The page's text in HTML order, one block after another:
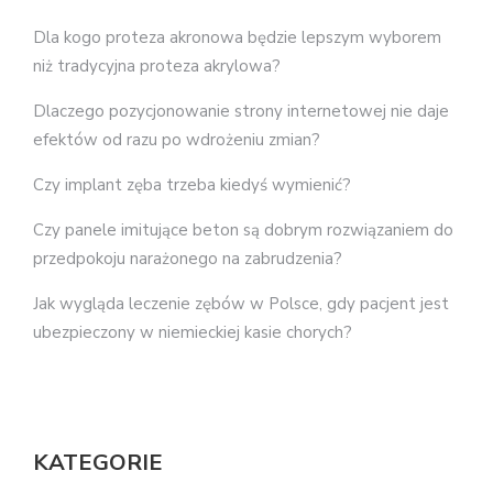
Dla kogo proteza akronowa będzie lepszym wyborem
niż tradycyjna proteza akrylowa?
Dlaczego pozycjonowanie strony internetowej nie daje
efektów od razu po wdrożeniu zmian?
Czy implant zęba trzeba kiedyś wymienić?
Czy panele imitujące beton są dobrym rozwiązaniem do
przedpokoju narażonego na zabrudzenia?
Jak wygląda leczenie zębów w Polsce, gdy pacjent jest
ubezpieczony w niemieckiej kasie chorych?
KATEGORIE